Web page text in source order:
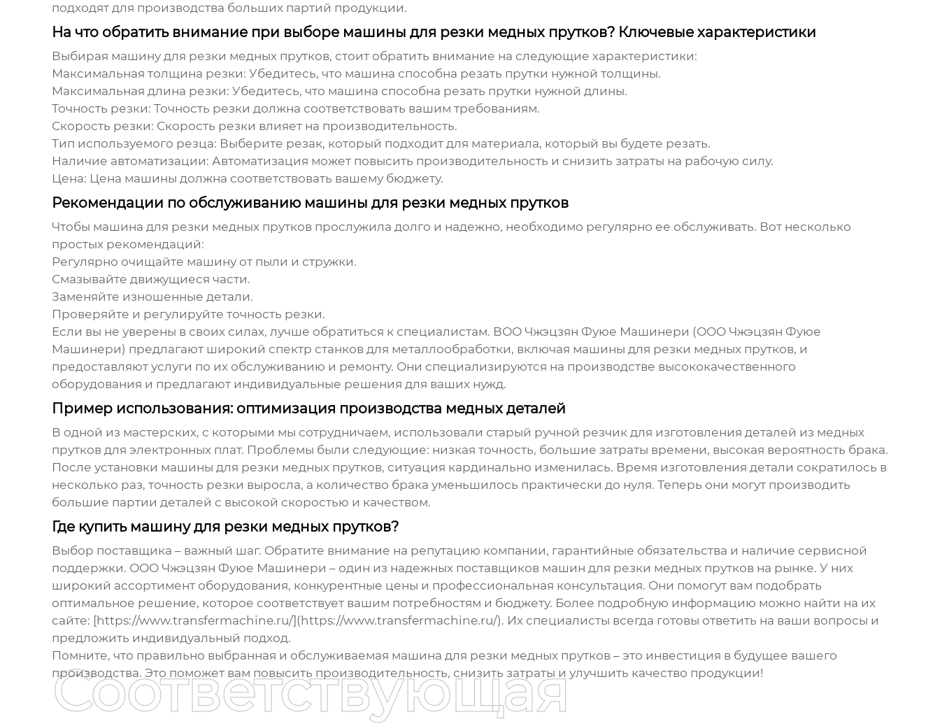
подходят для производства больших партий продукции.
На что обратить внимание при выборе машины для резки медных прутков? Ключевые характеристики
Выбирая машину для резки медных прутков, стоит обратить внимание на следующие характеристики:
Максимальная толщина резки: Убедитесь, что машина способна резать прутки нужной толщины.
Максимальная длина резки: Убедитесь, что машина способна резать прутки нужной длины.
Точность резки: Точность резки должна соответствовать вашим требованиям.
Скорость резки: Скорость резки влияет на производительность.
Тип используемого резца: Выберите резак, который подходит для материала, который вы будете резать.
Наличие автоматизации: Автоматизация может повысить производительность и снизить затраты на рабочую силу.
Цена: Цена машины должна соответствовать вашему бюджету.
Рекомендации по обслуживанию машины для резки медных прутков
Чтобы машина для резки медных прутковпрослужила долго и надежно, необходимо регулярно ее обслуживать. Вот несколько
простых рекомендаций:
Регулярно очищайте машину от пыли и стружки.
Смазывайте движущиеся части.
Заменяйте изношенные детали.
Проверяйте и регулируйте точность резки.
Если вы не уверены в своих силах, лучше обратиться к специалистам. ВОО Чжэцзян Фуюе Машинери (ООО Чжэцзян Фуюе
Машинери) предлагают широкий спектр станков для металлообработки, включая машины для резки медных прутков, и
предоставляют услуги по их обслуживанию и ремонту. Они специализируются на производстве высококачественного
оборудования и предлагают индивидуальные решения для ваших нужд.
Пример использования: оптимизация производства медных деталей
В одной из мастерских, с которыми мы сотрудничаем, использовали старый ручной резчик для изготовления деталей из медных
прутков для электронных плат. Проблемы были следующие: низкая точность, большие затраты времени, высокая вероятность брака.
После установки машины для резки медных прутков, ситуация кардинально изменилась. Время изготовления детали сократилось в
несколько раз, точность резки выросла, а количество брака уменьшилось практически до нуля. Теперь они могут производить
большие партии деталей с высокой скоростью и качеством.
Где купить машину для резки медных прутков?
Выбор поставщика – важный шаг. Обратите внимание на репутацию компании, гарантийные обязательства и наличие сервисной
поддержки. ООО Чжэцзян Фуюе Машинери – один из надежных поставщиков машин для резки медных прутковна рынке. У них
широкий ассортимент оборудования, конкурентные цены и профессиональная консультация. Они помогут вам подобрать
оптимальное решение, которое соответствует вашим потребностям и бюджету. Более подробную информацию можно найти на их
сайте: [https://www.transfermachine.ru/](https://www.transfermachine.ru/). Их специалисты всегда готовы ответить на ваши вопросы и
предложить индивидуальный подход.
Помните, что правильно выбранная и обслуживаемая машина для резки медных прутков– это инвестиция в будущее вашего
производства. Это поможет вам повысить производительность, снизить затраты и улучшить качество продукции!
Соответствующая